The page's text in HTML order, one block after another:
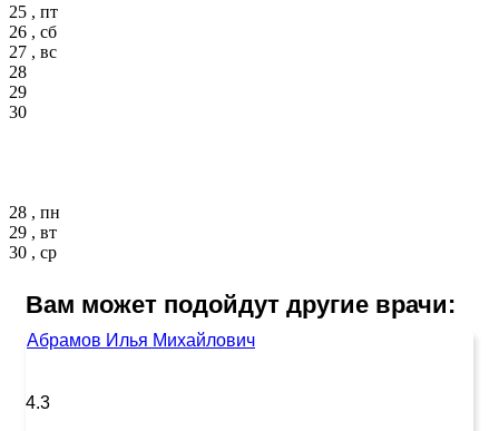
25 , пт
26 , сб
27 , вс
28
29
30
28 , пн
29 , вт
30 , ср
Вам может подойдут другие врачи:
Абрамов Илья Михайлович
4.3